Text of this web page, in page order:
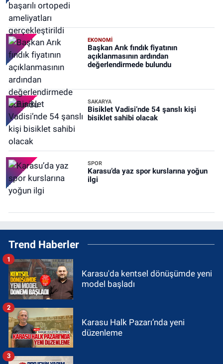
EKONOMİ
Başkan Arık fındık fiyatının
açıklanmasının ardından
değerlendirmede bulundu
SAKARYA
Bisiklet Vadisi’nde 54 şanslı kişi
bisiklet sahibi olacak
SPOR
Karasu’da yaz spor kurslarına yoğun
ilgi
Trend Haberler
Karasu'da kentsel dönüşümde yeni
model başladı
1
Karasu Halk Pazarı’nda yeni
düzenleme
2
3